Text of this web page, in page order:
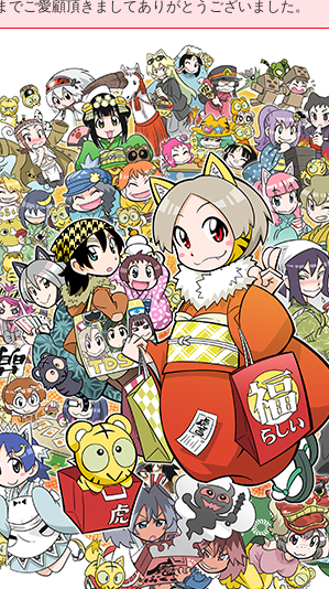
でご愛顧頂きましてありがとうございました。